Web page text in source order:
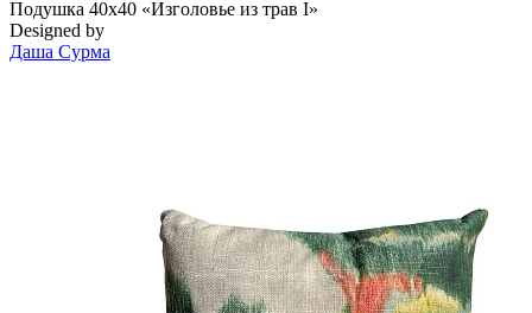
Подушка 40x40 «Изголовье из трав I»
Designed by
Даша Сурма